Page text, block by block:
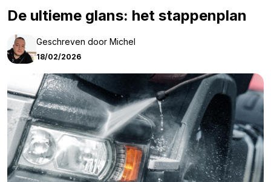
De ultieme glans: het stappenplan
Geschreven door Michel
18/02/2026